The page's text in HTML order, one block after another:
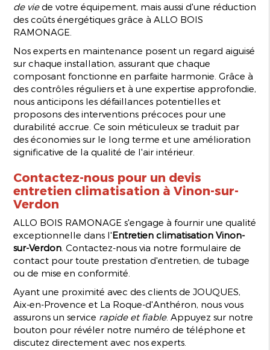
de viede votre équipement, mais aussi d'une réduction
des coûts énergétiques grâce à ALLO BOIS
RAMONAGE.
Nos experts en maintenance posent un regard aiguisé
sur chaque installation, assurant que chaque
composant fonctionne en parfaite harmonie. Grâce à
des contrôles réguliers et à une expertise approfondie,
nous anticipons les défaillances potentielles et
proposons des interventions précoces pour une
durabilité accrue. Ce soin méticuleux se traduit par
des économies sur le long terme et une amélioration
significative de la qualité de l'air intérieur.
Contactez-nous pour un devis
entretien climatisation à Vinon-sur-
Verdon
ALLO BOIS RAMONAGE s'engage à fournir une qualité
exceptionnelle dans l'Entretien climatisation Vinon-
sur-Verdon . Contactez-nous via notre formulaire de
contact pour toute prestation d'entretien, de tubage
ou de mise en conformité.
Ayant une proximité avec des clients de JOUQUES,
Aix-en-Provence et La Roque-d'Anthéron, nous vous
assurons un service rapide et fiable. Appuyez sur notre
bouton pour révéler notre numéro de téléphone et
discutez directement avec nos experts.